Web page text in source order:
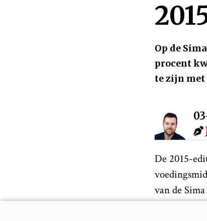
Op de
procent
te zijn met
De 2015-
van de
“Over het